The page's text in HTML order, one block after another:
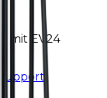
mit EV24